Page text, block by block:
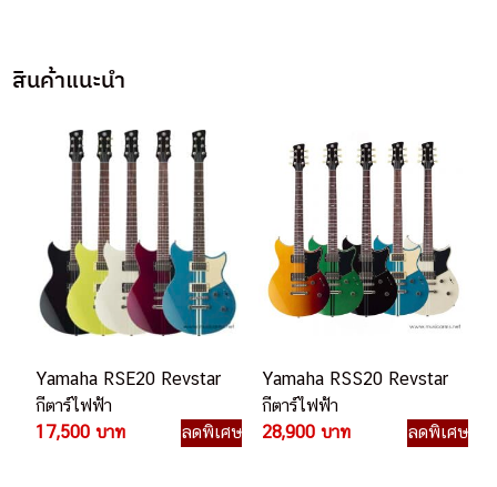
สินค้าแนะนำ
Yamaha RSE20 Revstar
กีตาร์ไฟฟ้า
17,500 บาท
ลดพิเศษ
Yamaha RSS20 Revstar
กีตาร์ไฟฟ้า
28,900 บาท
ลดพิเศษ